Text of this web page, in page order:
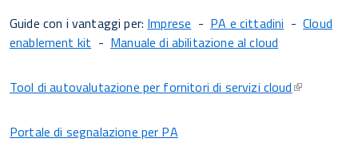
Guide con i vantaggi per: Imprese - PA e cittadini -Cloud
enablement kit - Manuale di abilitazione al cloud
Tool di autovalutazione per fornitori di servizi cloud
Portale di segnalazione per PA